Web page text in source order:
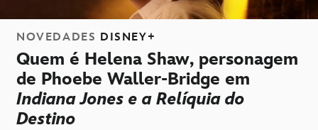
NOVEDADES DISNEY+
Quem é Helena Shaw, personagem
de Phoebe Waller-Bridge em
Indiana Jones e a Relíquia do
Destino